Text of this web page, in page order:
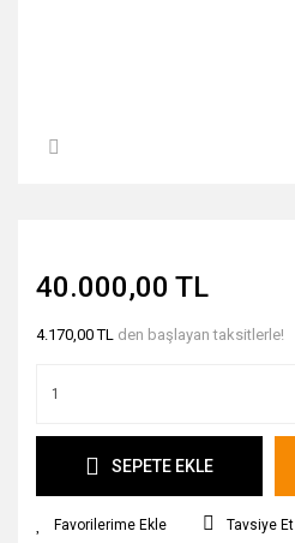
40.000,00 TL
4.170,00 TL den başlayan taksitlerle!
SEPETE EKLE
Tavsiye Et